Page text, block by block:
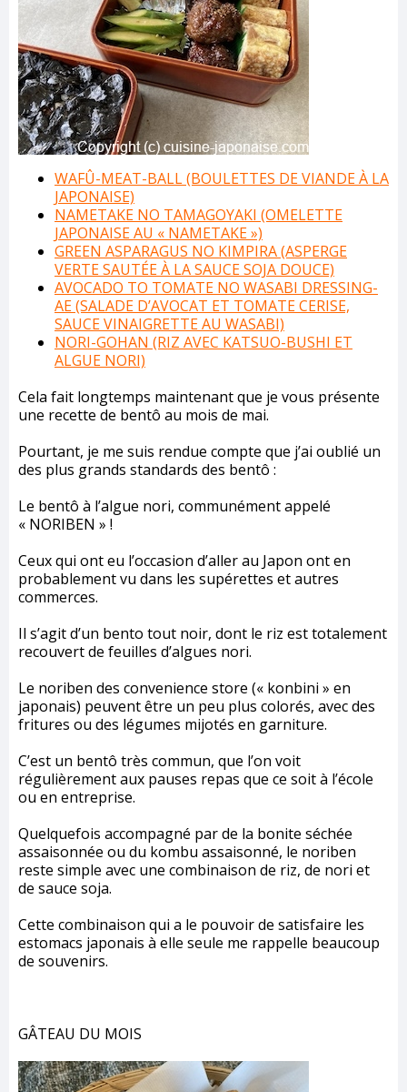
WAFÛ-MEAT-BALL (BOULETTES DE VIANDE À LA
JAPONAISE)
NAMETAKE NO TAMAGOYAKI (OMELETTE
JAPONAISE AU « NAMETAKE »)
GREEN ASPARAGUS NO KIMPIRA (ASPERGE
VERTE SAUTÉE À LA SAUCE SOJA DOUCE)
AVOCADO TO TOMATE NO WASABI DRESSING-
AE (SALADE D’AVOCAT ET TOMATE CERISE,
SAUCE VINAIGRETTE AU WASABI)
NORI-GOHAN (RIZ AVEC KATSUO-BUSHI ET
ALGUE NORI)
Cela fait longtemps maintenant que je vous présente
une recette de bentô au mois de mai.
Pourtant, je me suis rendue compte que j’ai oublié un
des plus grands standards des bentô :
Le bentô à l’algue nori, communément appelé
« NORIBEN » !
Ceux qui ont eu l’occasion d’aller au Japon ont en
probablement vu dans les supérettes et autres
commerces.
Il s’agit d’un bento tout noir, dont le riz est totalement
recouvert de feuilles d’algues nori.
Le noriben des convenience store (« konbini » en
japonais) peuvent être un peu plus colorés, avec des
fritures ou des légumes mijotés en garniture.
C’est un bentô très commun, que l’on voit
régulièrement aux pauses repas que ce soit à l’école
ou en entreprise.
Quelquefois accompagné par de la bonite séchée
assaisonnée ou du kombu assaisonné, le noriben
reste simple avec une combinaison de riz, de nori et
de sauce soja.
Cette combinaison qui a le pouvoir de satisfaire les
estomacs japonais à elle seule me rappelle beaucoup
de souvenirs.
GÂTEAU DU MOIS